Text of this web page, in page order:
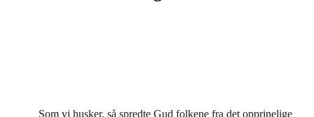
Som vi husker, så spredte Gud folkene fra det opprinelige